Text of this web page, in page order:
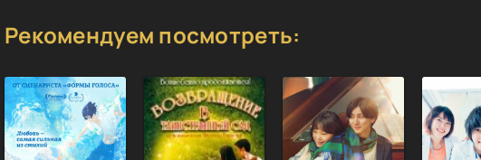
Рекомендуем посмотреть: